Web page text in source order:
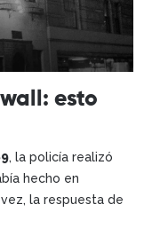
esto
, la policía realizó
hecho en
la respuesta de